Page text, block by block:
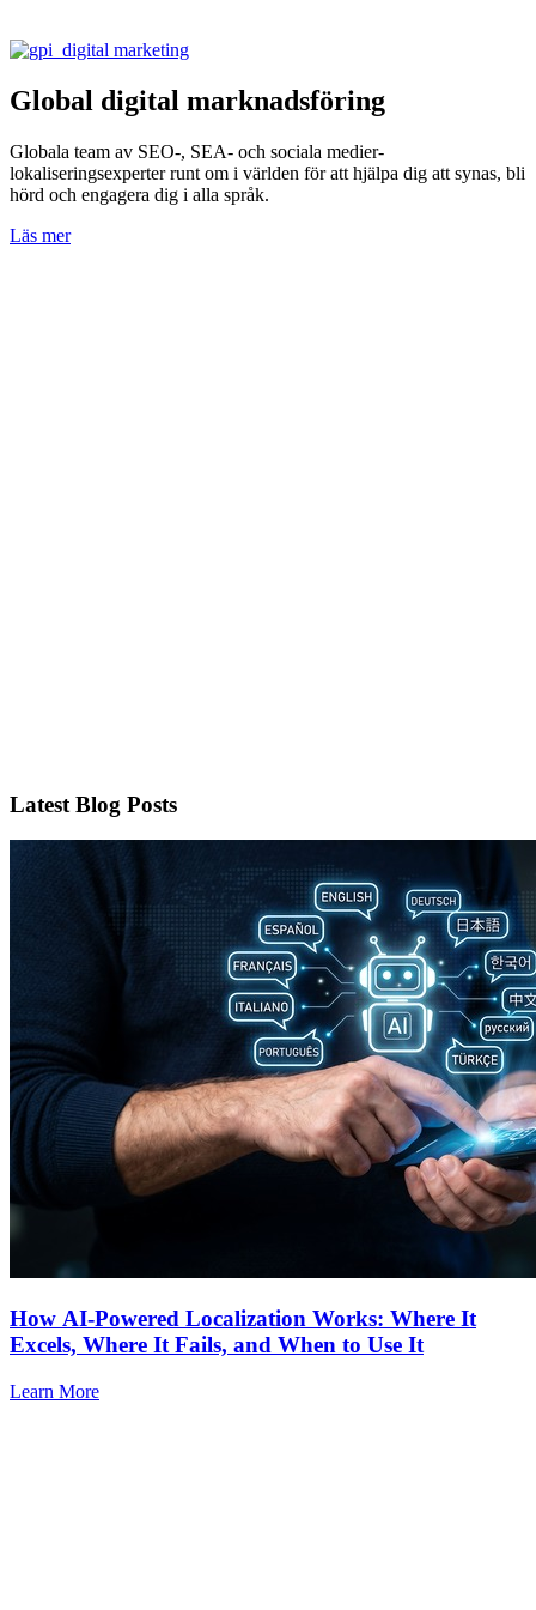
Global digital marknadsföring
Globala team av SEO-, SEA- och sociala medier-
lokaliseringsexperter runt om i världen för att hjälpa dig att synas, bli
hörd och engagera dig i alla språk.
Läs mer
Latest Blog Posts
How AI-Powered Localization Works: Where It
Excels, Where It Fails, and When to Use It
Learn More